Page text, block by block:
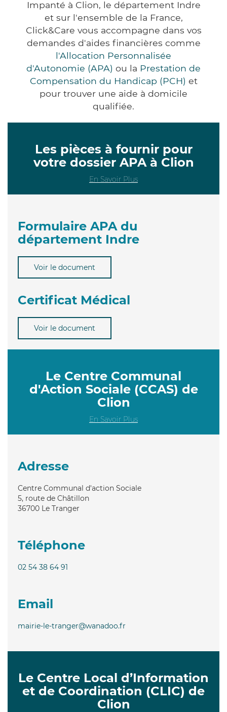
Impanté à Clion, le département Indre
et sur l'ensemble de la France,
Click&Care vous accompagne dans vos
demandes d'aides financières comme
l'Allocation Personnalisée
d'Autonomie (APA) ou la Prestation de
Compensation du Handicap (PCH) et
pour trouver une aide à domicile
qualifiée.
Les pièces à fournir pour
votre dossier APA à Clion
En Savoir Plus
Formulaire APA du
département Indre
Voir le document
Certificat Médical
Voir le document
Le Centre Communal
d'Action Sociale (CCAS) de
Clion
En Savoir Plus
Adresse
Centre Communal d'action Sociale
5, route de Châtillon
36700 Le Tranger
Téléphone
02 54 38 64 91
Email
mairie-le-tranger@wanadoo.fr
Le Centre Local d’Information
et de Coordination (CLIC) de
Clion